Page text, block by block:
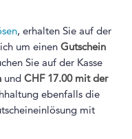
, erhalten Sie auf der
um einen Gutschein
Sie auf der Kasse
und CHF 17.00 mit der
ebenfalls die
mit